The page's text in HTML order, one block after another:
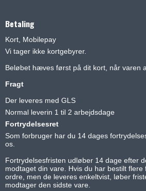
Betaling
Kort, Mobilepay
Vi tager ikke kortgebyrer.
Beløbet hæves først på dit kort, når varen
Fragt
Der leveres med GLS
Normal leverin 1 til 2 arbejdsdage
Fortrydelsesret
Som forbruger har du 14 dages
os.
Fortrydelsesfristen udløber 14 dage efter
modtaget din vare. Hvis du har bestilt flere
ordre, men de leveres enkeltvist, løber
modtager den sidste vare.